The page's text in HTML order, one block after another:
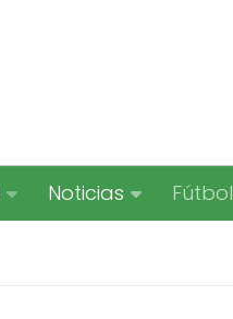
Noticias Fútbol